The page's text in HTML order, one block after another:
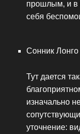
прошлым, и в
себя
Сонник Лонго
Тут дается
изначально
уточнение: